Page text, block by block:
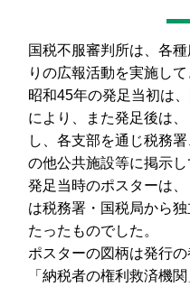
国税不服審判所は、各
りの広報活動を実施して
昭和45年の発足当初は
により、また発足後は
し、各支部を通じ税務
の他公共施設等に掲示し
発足当時のポスターは
は税務署・国税局から
たったものでした。
ポスターの図柄は発行
「納税者の権利救済機